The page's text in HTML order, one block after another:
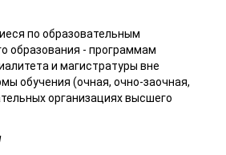
по образовательным
образования - программам
и магистратуры вне
обучения (очная, очно-заочная,
организациях высшего